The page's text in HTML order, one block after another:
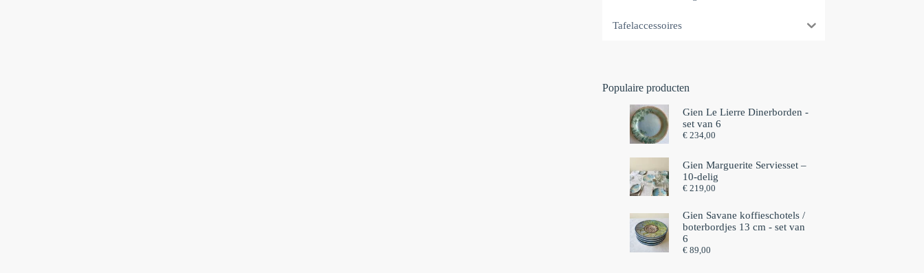
Tafelaccessoires
Populaire producten
Gien Le Lierre Dinerborden -
set van 6
€234,00
Gien Marguerite Serviesset –
10-delig
€219,00
Gien Savane koffieschotels /
boterbordjes 13 cm - set van
6⁠
€89,00